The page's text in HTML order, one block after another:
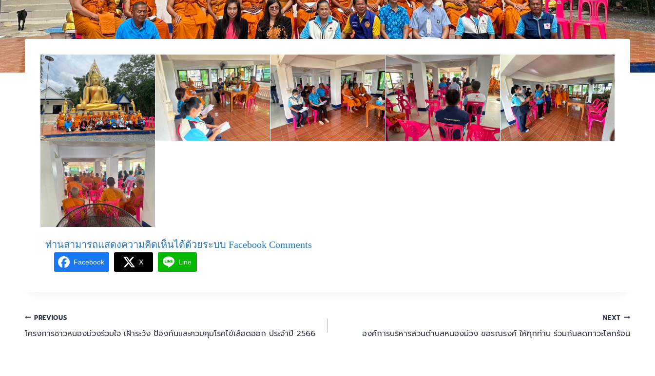
ท่านสามารถแสดงความคิดเห็นได้ด้วยระบบ Facebook Comments
Facebook X Line
PREVIOUS
โครงการชาวหนองม่วงร่วมใจ เฝ้าระวัง ป้องกันและควบคุมโรคไข้เลือดออก ประจำปี 2566
NEXT
องค์การบริหารส่วนตำบลหนองม่วง ขอรณรงค์ ให้ทุกท่าน ร่วมกันลดภาวะโลกร้อน